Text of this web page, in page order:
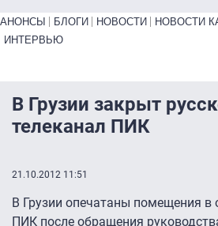
Primary links bottom
АНОНСЫ БЛОГИ НОВОСТИ НОВОСТИ
ИНТЕРВЬЮ
В Грузии закрыт
телеканал ПИК
21.10.2012 11:51
В Грузии опечатаны помещения в
ПИК после обращения